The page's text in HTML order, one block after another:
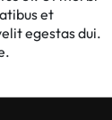
et
egestas dui.